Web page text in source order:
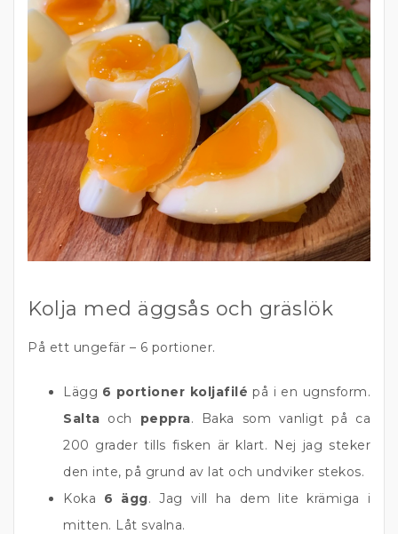
Kolja med äggsås och gräslök
På ett ungefär – 6 portioner.
Lägg 6 portioner koljafilé på i en ugnsform.
Salta och peppra. Baka som vanligt på ca
200 grader tills fisken är klart. Nej jag steker
den inte, på grund av lat och undviker stekos.
Koka 6 ägg. Jag vill ha dem lite krämiga i
mitten. Låt svalna.